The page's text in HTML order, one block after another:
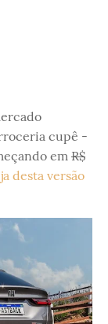
cupê -
emR$
desta versão